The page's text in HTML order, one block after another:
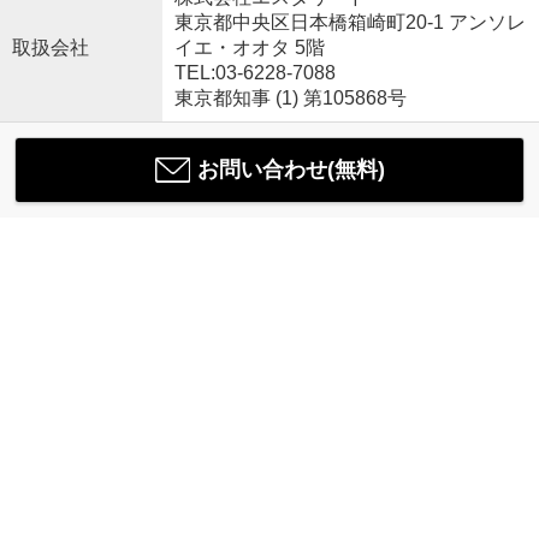
取扱会社
東京都中央区日本橋箱崎町20-1 アンソレ
イエ・オオタ 5階
TEL:03-6228-7088
東京都知事 (1) 第105868号
お問い合わせ(無料)